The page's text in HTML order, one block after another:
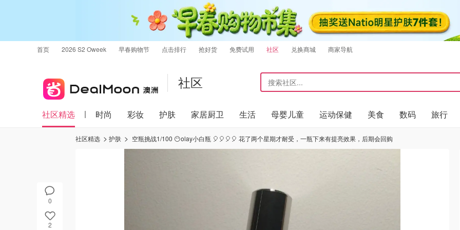
首页 2026 S2 Oweek 早春购物节 点击排行 抢好货 免费试用 社区 兑换商城 商家导航
社区
社区精选 时尚 彩妆 护肤 家居厨卫 生活 母婴儿童 运动保健 美食 数码 旅行
0
2
社区精选 护肤 空瓶挑战1/100 😶olay小白瓶 🎈🎈🎈🎈 花了两个星期才耐受，一瓶下来有提亮效果，后期会回购